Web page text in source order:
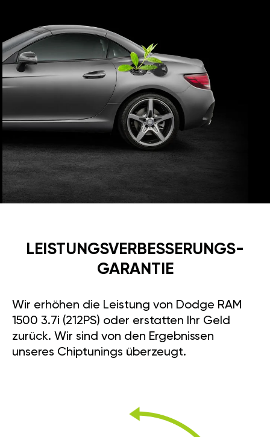
LEISTUNGSVERBESSE­RUNGS­
GARANTIE
Wir erhöhen die Leistung von Dodge RAM
1500 3.7i (212PS) oder erstatten Ihr Geld
zurück. Wir sind von den Ergebnissen
unseres Chiptunings überzeugt.